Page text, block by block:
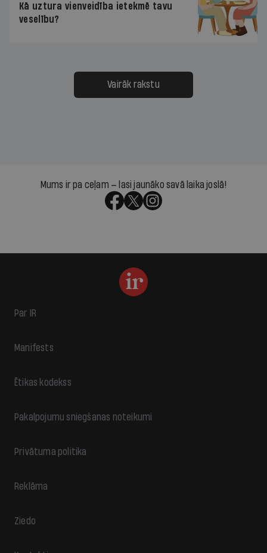
Kā uztura vienveidība ietekmē tavu
veselību?
Vairāk rakstu
Mums ir pa ceļam — lasi jaunāko savā laika joslā!
Par IR
Manifests
Ētikas kodekss
Pakalpojumu sniegšanas noteikumi
Privātuma politika
Reklāma
Ziedo